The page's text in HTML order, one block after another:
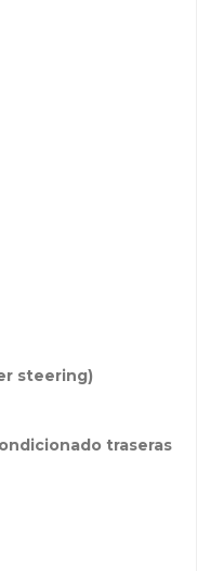
steering)
traseras